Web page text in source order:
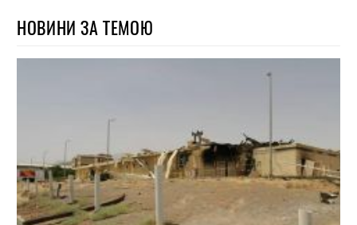
НОВИНИ ЗА ТЕМОЮ